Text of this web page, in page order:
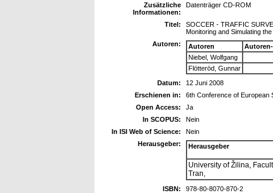
Zusätzliche
Informationen:
Datenträger CD-ROM
Titel:
SOCCER - TRAFFIC
Monitoring and Simulating
Autoren:
Autoren
Niebel, Wolfgang
Flötteröd, Gunnar
Datum:
12 Juni 2008
Erschienen in:
6th Conference of European
Open Access:
Ja
In SCOPUS:
Nein
In ISI Web of Science:
Nein
Herausgeber:
Herausgeber
University of Žilina,
Tran,
ISBN:
978-80-8070-870-2